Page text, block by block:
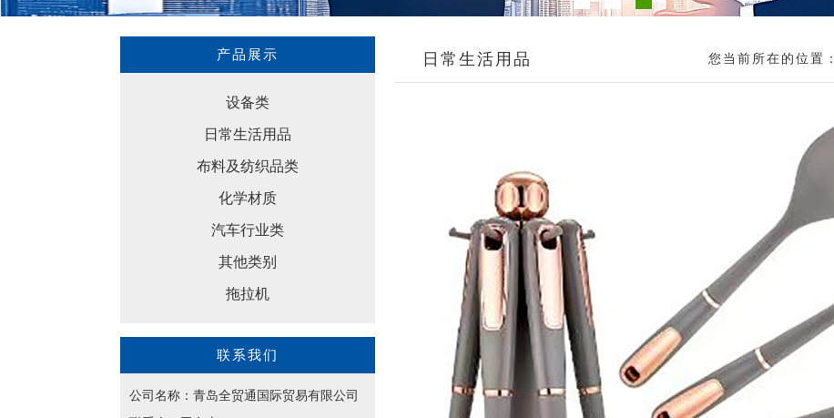
产品展示
设备类
日常生活用品
布料及纺织品类
化学材质
汽车行业类
其他类别
拖拉机
联系我们
公司名称：青岛全贸通国际贸易有限公司
日常生活用品 您当前所在的位置：